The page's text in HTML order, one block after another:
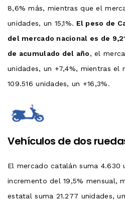
8,6% más, mientras que el
unidades, un 15,1%. El peso de
del mercado nacional es de
de acumulado del año, el
unidades, un +7,4%, mientras el
109.516 unidades, un +16,3%.
Vehículos de dos
El mercado catalán suma 4.630
incremento del 19,5% mensual,
estatal suma 21.277 unidades,